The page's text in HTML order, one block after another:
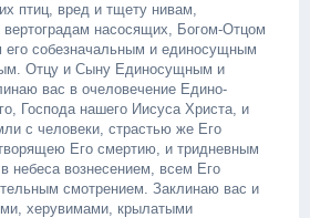
птиц, вред и тщету нивам,
насосящих, Богом-Отцом
собезначальным и единосущным
Отцу и Сыну Единосущным и
вас в очеловечение Едино-
Господа нашего Иисуса Христа, и
с человеки, страстью же Его
Его смертию, и тридневным
небеса вознесением, всем Его
смотрением. Заклинаю вас и
херувимами, крылатыми